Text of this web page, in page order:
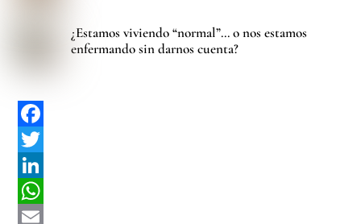
¿Estamos viviendo “normal”… o nos estamos
enfermando sin darnos cuenta?
F
a
c
e
T
w
L
W